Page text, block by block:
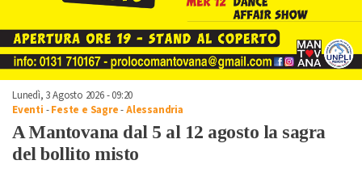
Lunedì, 3 Agosto 2026 - 09:20
Eventi -Feste e Sagre-Alessandria
A Mantovana dal 5 al 12 agosto la sagra
del bollito misto